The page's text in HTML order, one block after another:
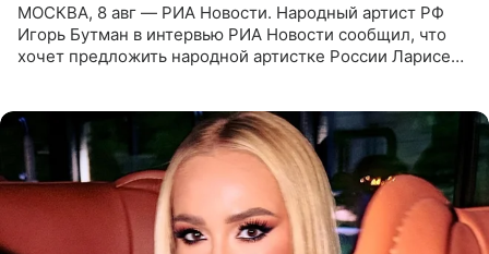
МОСКВА, 8 авг — РИА Новости. Народный артист РФ
Игорь Бутман в интервью РИА Новости сообщил, что
хочет предложить народной артистке России Ларисе